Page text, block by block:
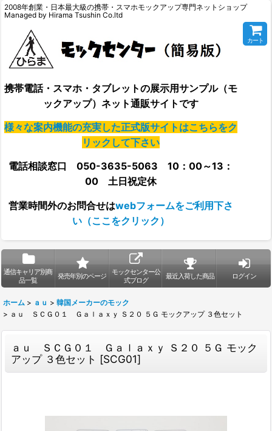
2008年創業・日本最大級の携帯・スマホモックアップ専門ネットショップ
Managed by Hirama Tsushin Co.ltd
携帯電話・スマホ・タブレットの展示用サンプル（モ
ックアップ）ネット通販サイトです
様々な案内機能の充実した正式版サイトはこちらをク
リックして下さい
電話相談窓口 050-3635-5063 10：00～13：
00 土日祝定休
営業時間外のお問合せはwebフォームをご利用下さ
い（ここをクリック）
カート
通信キャリア別商
品一覧
発売年別のページ
モックセンター公
式ブログ
最近入荷した商品 ログイン
ホーム > ａｕ > 韓国メーカーのモック
> ａｕ ＳＣＧ０１ Ｇａｌａｘｙ Ｓ２０ ５Ｇ モックアップ ３色セット
ａｕ ＳＣＧ０１ Ｇａｌａｘｙ Ｓ２０ ５Ｇ モック
アップ ３色セット [SCG01]